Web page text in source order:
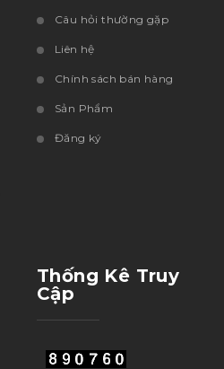
Câu hỏi thường gặp
Liên hệ
Chính sách bán hàng
Sản Phẩm
Đăng ký
Thống Kê Truy
Cập